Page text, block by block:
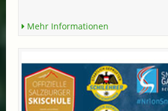
Mehr Informationen